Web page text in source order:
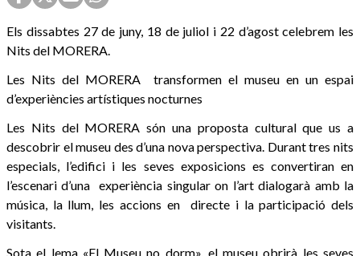
Els dissabtes 27 de juny, 18 de juliol i 22 d’agost celebrem les
Nits del MORERA.
Les Nits del MORERA transformen el museu en un espai
d’experiències artístiques nocturnes
Les Nits del MORERA són una proposta cultural que us a
descobrir el museu des d’una nova perspectiva. Durant tres nits
especials, l’edifici i les seves exposicions es convertiran en
l’escenari d’una experiència singular on l’art dialogarà amb la
música, la llum, les accions en directe i la participació dels
visitants.
Sota el lema «El Museu no dorm», el museu obrirà les seves